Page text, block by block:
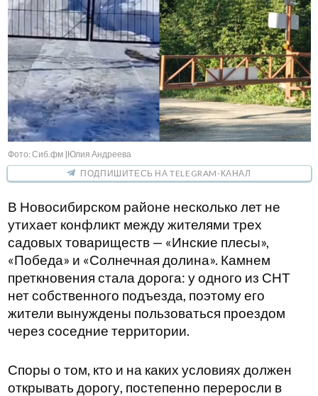
Фото: Сиб.фм |Юлия Андреева
ПОДПИШИТЕСЬ НА TELEGRAM-КАНАЛ
В Новосибирском районе несколько лет не
утихает конфликт между жителями трех
садовых товариществ — «Инские плесы»,
«Победа» и «Солнечная долина». Камнем
преткновения стала дорога: у одного из СНТ
нет собственного подъезда, поэтому его
жители вынуждены пользоваться проездом
через соседние территории.
Споры о том, кто и на каких условиях должен
открывать дорогу, постепенно переросли в